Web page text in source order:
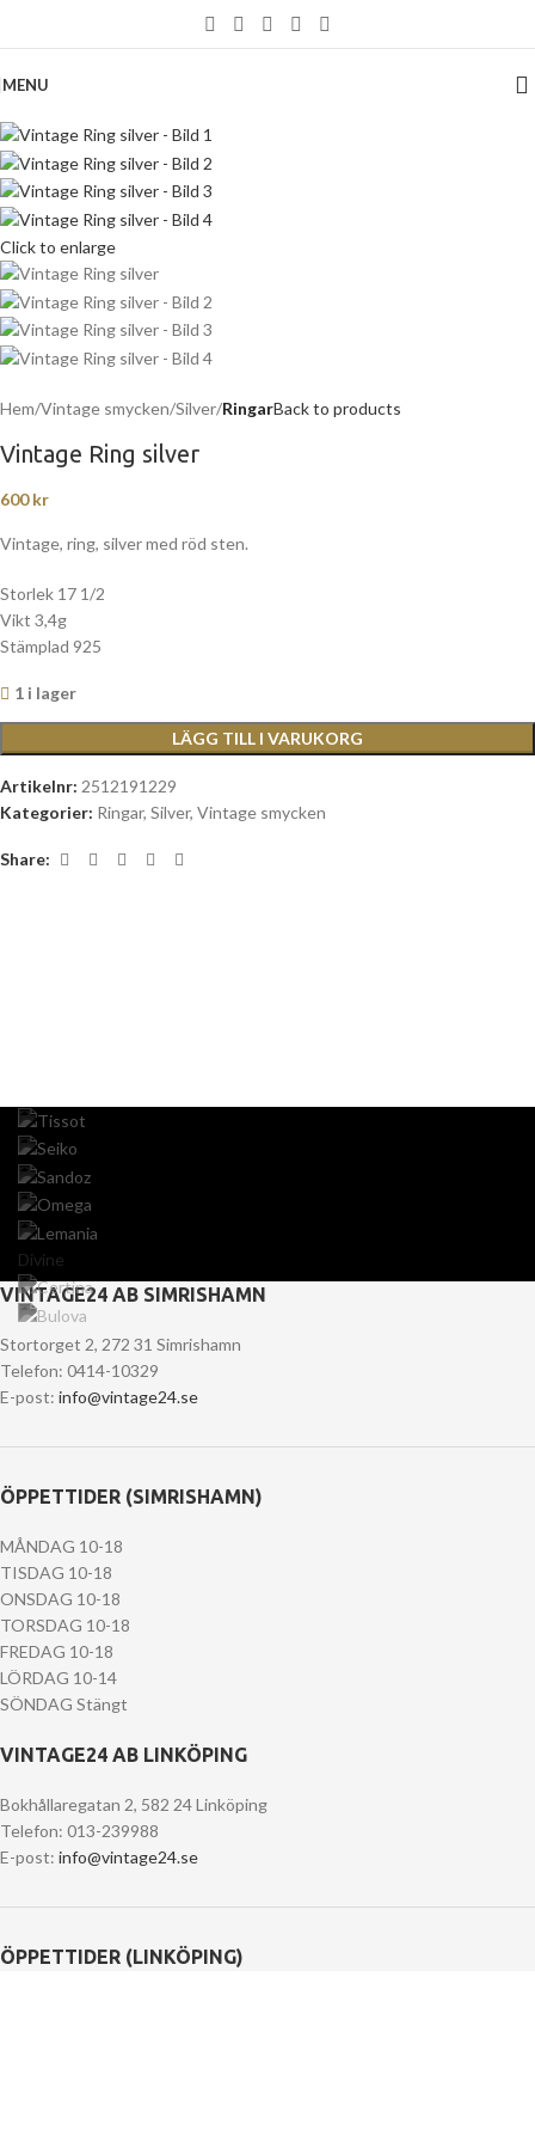
MENU
Click to enlarge
Hem Vintage smycken Silver RingarBack to products
Vintage Ring silver
600kr
Vintage, ring, silver med röd sten.
Storlek 17 1/2
Vikt 3,4g
Stämplad 925
1 i lager
LÄGG TILL I VARUKORG
Artikelnr: 2512191229
Kategorier: Ringar, Silver, Vintage smycken
Share:
Divine
VINTAGE24 AB SIMRISHAMN
Stortorget 2, 272 31 Simrishamn
Telefon: 0414-10329
E-post: info@vintage24.se
ÖPPETTIDER (SIMRISHAMN)
MÅNDAG 10-18
TISDAG 10-18
ONSDAG 10-18
TORSDAG 10-18
FREDAG 10-18
LÖRDAG 10-14
SÖNDAG Stängt
VINTAGE24 AB LINKÖPING
Bokhållaregatan 2, 582 24 Linköping
Telefon: 013-239988
E-post: info@vintage24.se
ÖPPETTIDER (LINKÖPING)